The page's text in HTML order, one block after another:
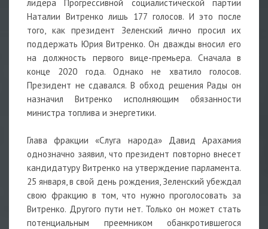
лидера Прогрессивной социалистической партии
Наталии Витренко лишь 177 голосов. И это после
того, как президент Зеленский лично просил их
поддержать Юрия Витренко. Он дважды вносил его
на должность первого вице-премьера. Сначала в
конце 2020 года. Однако не хватило голосов.
Президент не сдавался. В обход решения Рады он
назначил Витренко исполняющим обязанности
министра топлива и энергетики.
Глава фракции «Слуга народа» Давид Арахамия
однозначно заявил, что президент повторно внесет
кандидатуру Витренко на утверждение парламента.
25 января, в свой день рождения, Зеленский убеждал
свою фракцию в том, что нужно проголосовать за
Витренко. Другого пути нет. Только он может стать
потенциальным преемником обанкротившегося